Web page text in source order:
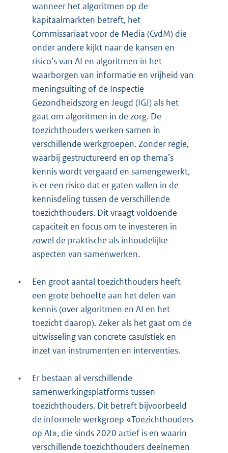
wanneer het algoritmen op de
kapitaalmarkten betreft, het
Commissariaat voor de Media (CvdM) die
onder andere kijkt naar de kansen en
risico’s van AI en algoritmen in het
waarborgen van informatie en vrijheid van
meningsuiting of de Inspectie
Gezondheidszorg en Jeugd (IGJ) als het
gaat om algoritmen in de zorg. De
toezichthouders werken samen in
verschillende werkgroepen. Zonder regie,
waarbij gestructureerd en op thema’s
kennis wordt vergaard en samengewerkt,
is er een risico dat er gaten vallen in de
kennisdeling tussen de verschillende
toezichthouders. Dit vraagt voldoende
capaciteit en focus om te investeren in
zowel de praktische als inhoudelijke
aspecten van samenwerken.
•
Een groot aantal toezichthouders heeft
een grote behoefte aan het delen van
kennis (over algoritmen en AI en het
toezicht daarop). Zeker als het gaat om de
uitwisseling van concrete casuïstiek en
inzet van instrumenten en interventies.
•
Er bestaan al verschillende
samenwerkingsplatforms tussen
toezichthouders. Dit betreft bijvoorbeeld
de informele werkgroep «Toezichthouders
op AI», die sinds 2020 actief is en waarin
verschillende toezichthouders deelnemen